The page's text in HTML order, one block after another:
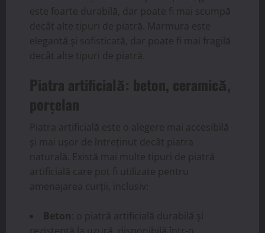
este foarte durabilă, dar poate fi mai scumpă
decât alte tipuri de piatră. Marmura este
elegantă și sofisticată, dar poate fi mai fragilă
decât alte tipuri de piatră.
Piatra artificială: beton, ceramică,
porțelan
Piatra artificială este o alegere mai accesibilă
și mai ușor de întreținut decât piatra
naturală. Există mai multe tipuri de piatră
artificială care pot fi utilizate pentru
amenajarea curții, inclusiv:
Beton : o piatră artificială durabilă și